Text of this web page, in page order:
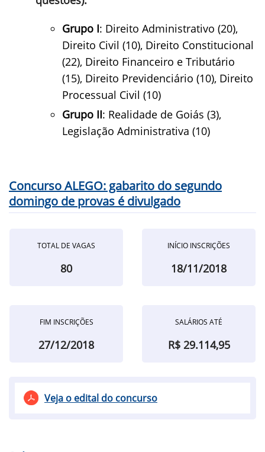
Grupo I: Direito Administrativo (20),
Direito Civil (10), Direito Constitucional
(22), Direito Financeiro e Tributário
(15), Direito Previdenciário (10), Direito
Processual Civil (10)
Grupo II: Realidade de Goiás (3),
Legislação Administrativa (10)
Concurso ALEGO: gabarito do segundo
domingo de provas é divulgado
TOTAL DE VAGAS
80
INÍCIO INSCRIÇÕES
18/11/2018
FIM INSCRIÇÕES
27/12/2018
SALÁRIOS ATÉ
R$ 29.114,95
Veja o edital do concurso